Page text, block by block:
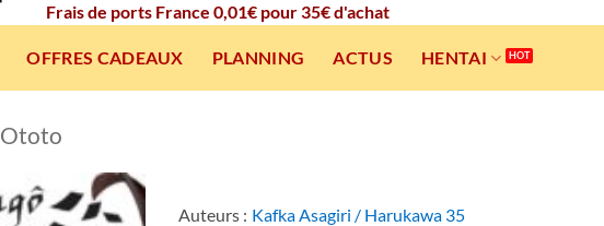
Frais de ports France 0,01€ pour 35€ d'achat
OFFRES CADEAUX PLANNING ACTUS HENTAI
Ototo
Auteurs : Kafka Asagiri / Harukawa 35